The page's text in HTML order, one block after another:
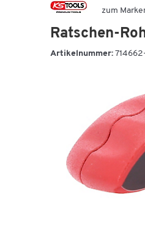
zum
Ratschen-
Artikelnummer: